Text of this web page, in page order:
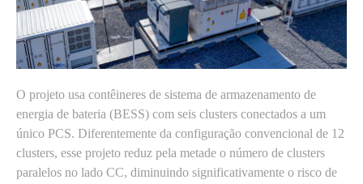
O projeto usa contêineres de sistema de armazenamento de
energia de bateria (BESS) com seis clusters conectados a um
único PCS. Diferentemente da configuração convencional de 12
clusters, esse projeto reduz pela metade o número de clusters
paralelos no lado CC, diminuindo significativamente o risco de